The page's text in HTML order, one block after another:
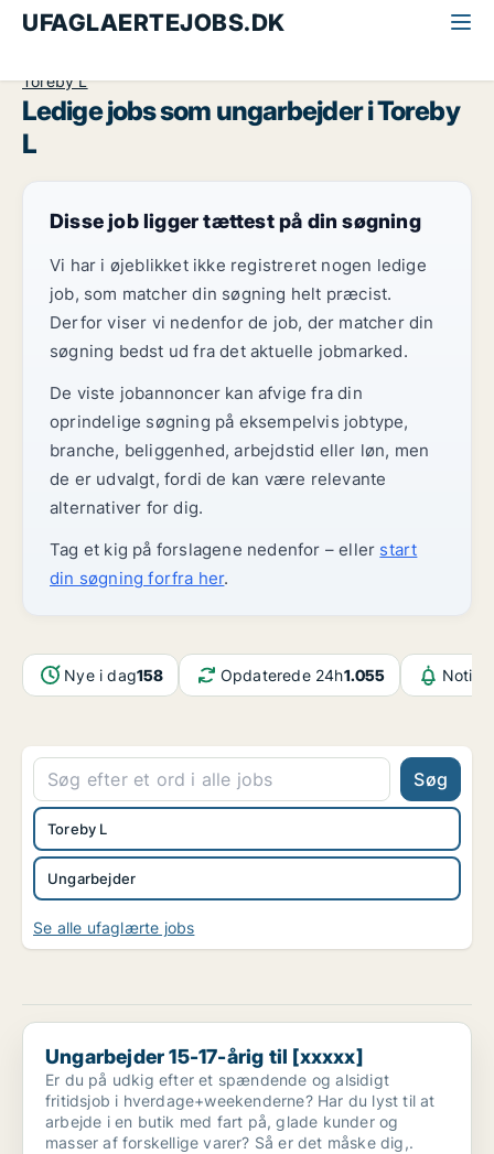
UFAGLAERTEJOBS.DK
Toreby L
Ledige jobs som ungarbejder i Toreby
L
Disse job ligger tættest på din søgning
Vi har i øjeblikket ikke registreret nogen ledige
job, som matcher din søgning helt præcist.
Derfor viser vi nedenfor de job, der matcher din
søgning bedst ud fra det aktuelle jobmarked.
De viste jobannoncer kan afvige fra din
oprindelige søgning på eksempelvis jobtype,
branche, beliggenhed, arbejdstid eller løn, men
de er udvalgt, fordi de kan være relevante
alternativer for dig.
Tag et kig på forslagene nedenfor – eller start
din søgning forfra her.
Nye i dag158 Opdaterede 24h1.055
Søg
Ungarbejder
Toreby L
Se alle ufaglærte jobs
Ungarbejder 15-17-årig til [xxxxx]
Ungarbejder 15-17-årig til [xxxxx]
Er du på udkig efter et spændende og alsidigt
fritidsjob i hverdage+weekenderne? Har du lyst til at
arbejde i en butik med fart på, glade kunder og
masser af forskellige varer? Så er det måske dig,.